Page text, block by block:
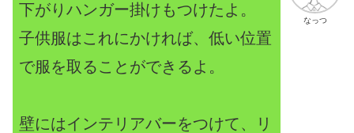
なっつ
下がりハンガー掛けもつけたよ。
子供服はこれにかければ、低い位置
で服を取ることができるよ。
壁にはインテリアバーをつけて、リ